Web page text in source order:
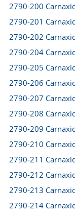
2790-200
2790-201
2790-202
2790-204
2790-205
2790-206
2790-207
2790-208
2790-209
2790-210
2790-211
2790-212
2790-213
2790-214